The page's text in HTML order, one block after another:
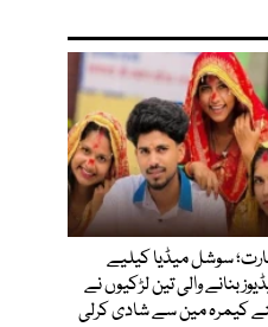
سوشل میڈیا کیلیے
بنانے والی تین لڑکیوں نے
کیمرہ مین سے شادی کرلی